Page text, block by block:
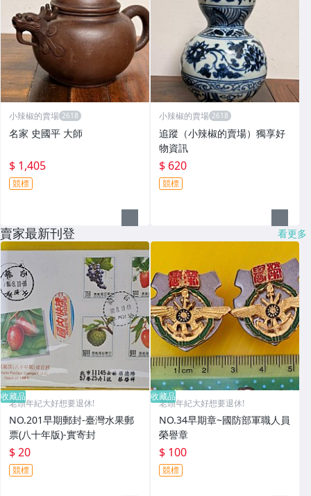
小辣椒的賣場
名家 史國平 大師
$ 1,405
競標
小辣椒的賣場
追蹤（小辣椒的賣場）獨享好
物資訊
$ 620
競標
賣家最新刊登 看更多
收藏品
老頭年紀大好想要退休!
NO.201早期郵封-臺灣水果郵
票(八十年版)-實寄封
$ 20
競標
收藏品
老頭年紀大好想要退休!
NO.34早期章~國防部軍職人員
榮譽章
$ 100
競標